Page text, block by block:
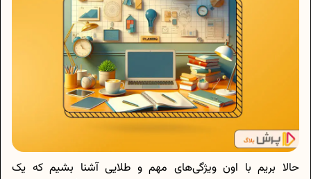
حالا بریم با اون ویژگی‌های مهم و طلایی آشنا بشیم که یک